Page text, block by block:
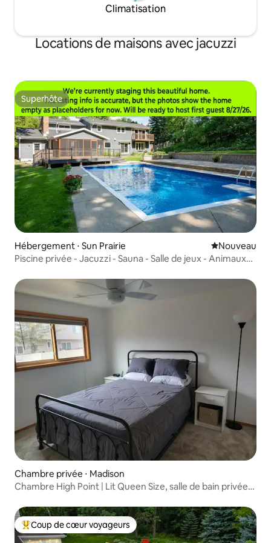
Climatisation
Locations de maisons avec jacuzzi
Superhôte
Superhôte
Hébergement ⋅ Sun Prairie Nouvel
Nouveau
Piscine privée - Jacuzzi - Sauna - Salle de jeux - Animaux
Chambre privée ⋅ Madison
Chambre High Point | Lit Queen Size, salle de bain privée,
Coups de cœur voyageurs les plus appréciés
Coup de cœur voyageurs